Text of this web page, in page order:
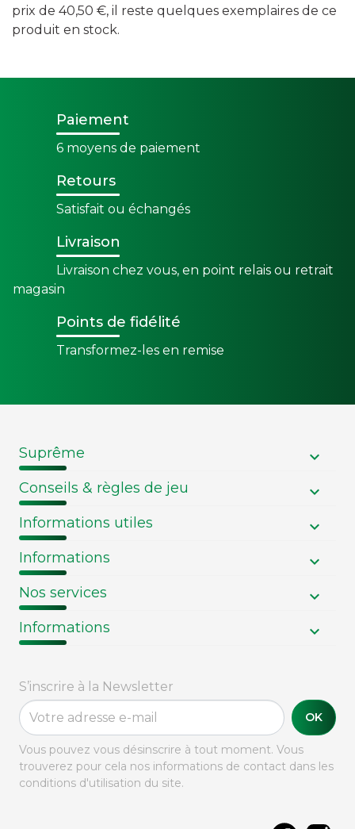
prix de 40,50 €, il reste quelques exemplaires de ce
produit en stock.
Paiement
6 moyens de paiement
Retours
Satisfait ou échangés
Livraison
Livraison chez vous, en point relais ou retrait
magasin
Points de fidélité
Transformez-les en remise
Suprême
Conseils & règles de jeu
Informations utiles
Informations
Nos services
Informations
S’inscrire à la Newsletter
OK
Vous pouvez vous désinscrire à tout moment. Vous
trouverez pour cela nos informations de contact dans les
conditions d'utilisation du site.